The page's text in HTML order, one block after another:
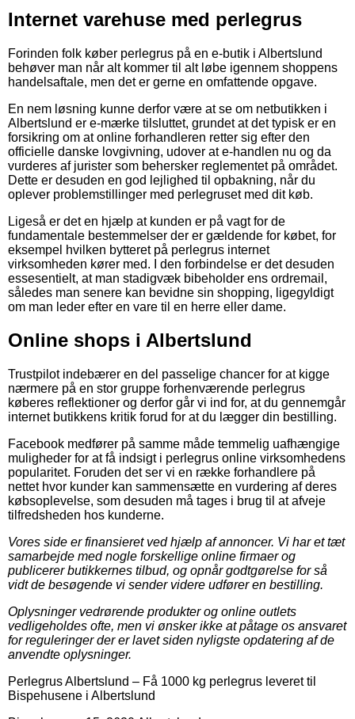
Internet varehuse med perlegrus
Forinden folk køber perlegrus på en e-butik i Albertslund
behøver man når alt kommer til alt løbe igennem shoppens
handelsaftale, men det er gerne en omfattende opgave.
En nem løsning kunne derfor være at se om netbutikken i
Albertslund er e-mærke tilsluttet, grundet at det typisk er en
forsikring om at online forhandleren retter sig efter den
officielle danske lovgivning, udover at e-handlen nu og da
vurderes af jurister som behersker reglementet på området.
Dette er desuden en god lejlighed til opbakning, når du
oplever problemstillinger med perlegruset med dit køb.
Ligeså er det en hjælp at kunden er på vagt for de
fundamentale bestemmelser der er gældende for købet, for
eksempel hvilken bytteret på perlegrus internet
virksomheden kører med. I den forbindelse er det desuden
essesentielt, at man stadigvæk bibeholder ens ordremail,
således man senere kan bevidne sin shopping, ligegyldigt
om man leder efter en vare til en herre eller dame.
Online shops i Albertslund
Trustpilot indebærer en del passelige chancer for at kigge
nærmere på en stor gruppe forhenværende perlegrus
køberes reflektioner og derfor går vi ind for, at du gennemgår
internet butikkens kritik forud for at du lægger din bestilling.
Facebook medfører på samme måde temmelig uafhængige
muligheder for at få indsigt i perlegrus online virksomhedens
popularitet. Foruden det ser vi en række forhandlere på
nettet hvor kunder kan sammensætte en vurdering af deres
købsoplevelse, som desuden må tages i brug til at afveje
tilfredsheden hos kunderne.
Vores side er finansieret ved hjælp af annoncer. Vi har et tæt
samarbejde med nogle forskellige online firmaer og
publicerer butikkernes tilbud, og opnår godtgørelse for så
vidt de besøgende vi sender videre udfører en bestilling.
Oplysninger vedrørende produkter og online outlets
vedligeholdes ofte, men vi ønsker ikke at påtage os ansvaret
for reguleringer der er lavet siden nyligste opdatering af de
anvendte oplysninger.
Perlegrus Albertslund – Få 1000 kg perlegrus leveret til
Bispehusene i Albertslund